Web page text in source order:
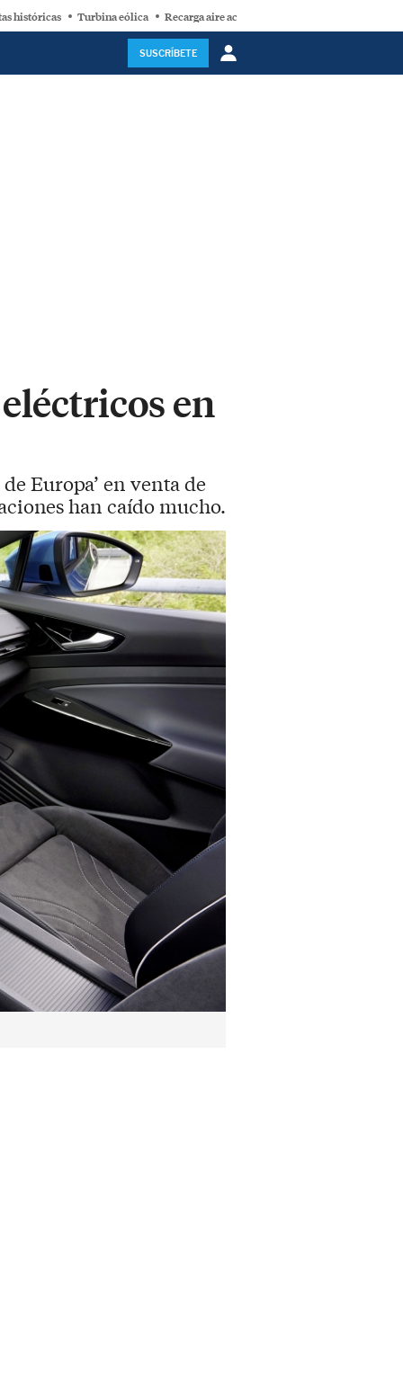
históricas Turbina eólica Recarga aire acondicionado
SUSCRÍBETE
en
Europa’ en venta de
han caído mucho.